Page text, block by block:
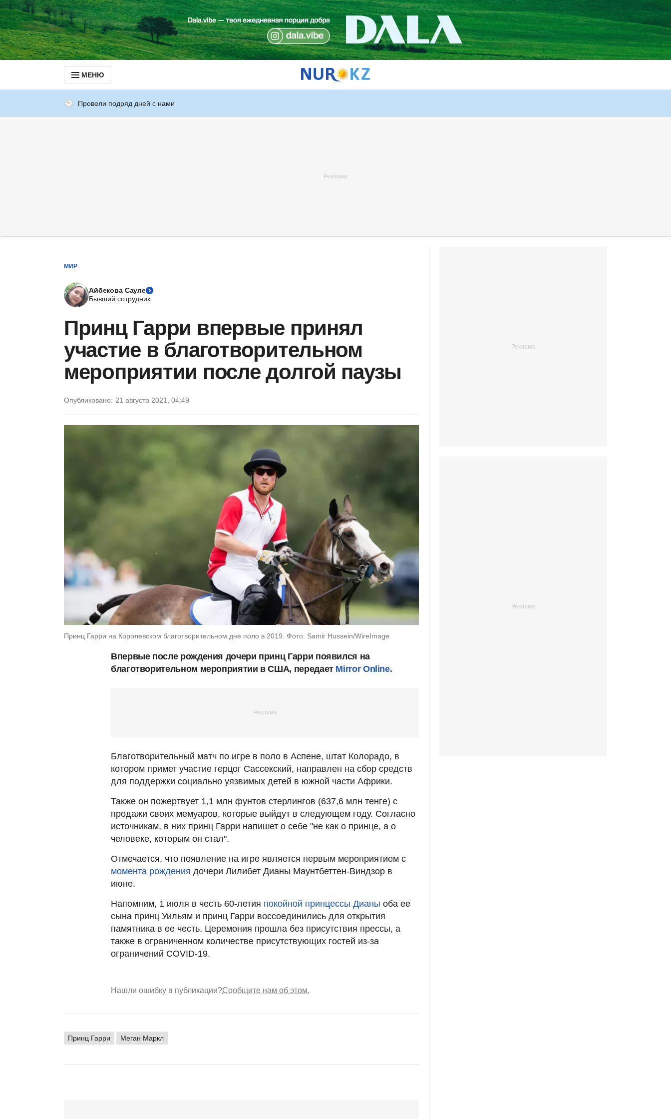
МЕНЮ
Провели подряд дней с нами
МИР
Айбекова Сауле
Бывший сотрудник
Принц Гарри впервые принял
участие в благотворительном
мероприятии после долгой паузы
Опубликовано: 21 августа 2021, 04:49
Принц Гарри на Королевском благотворительном дне поло в 2019. Фото: Samir Hussein/WireImage
Впервые после рождения дочери принц Гарри появился на
благотворительном мероприятии в США, передает Mirror Online.
Благотворительный матч по игре в поло в Аспене, штат Колорадо, в
котором примет участие герцог Сассекский, направлен на сбор средств
для поддержки социально уязвимых детей в южной части Африки.
Также он пожертвует 1,1 млн фунтов стерлингов (637,6 млн тенге) с
продажи своих мемуаров, которые выйдут в следующем году. Согласно
источникам, в них принц Гарри напишет о себе "не как о принце, а о
человеке, которым он стал".
Отмечается, что появление на игре является первым мероприятием с
момента рождения дочери Лилибет Дианы Маунтбеттен-Виндзор в
июне.
Напомним, 1 июля в честь 60-летия покойной принцессы Дианы оба ее
сына принц Уильям и принц Гарри воссоединились для открытия
памятника в ее честь. Церемония прошла без присутствия прессы, а
также в ограниченном количестве присутствующих гостей из-за
ограничений COVID-19.
Нашли ошибку в публикации?Сообщите нам об этом.
Принц Гарри Меган Маркл